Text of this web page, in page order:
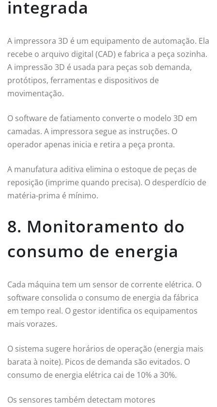
integrada
A impressora 3D é um equipamento de automação. Ela
recebe o arquivo digital (CAD) e fabrica a peça sozinha.
A impressão 3D é usada para peças sob demanda,
protótipos, ferramentas e dispositivos de
movimentação.
O software de fatiamento converte o modelo 3D em
camadas. A impressora segue as instruções. O
operador apenas inicia e retira a peça pronta.
A manufatura aditiva elimina o estoque de peças de
reposição (imprime quando precisa). O desperdício de
matéria-prima é mínimo.
8. Monitoramento do
consumo de energia
Cada máquina tem um sensor de corrente elétrica. O
software consolida o consumo de energia da fábrica
em tempo real. O gestor identifica os equipamentos
mais vorazes.
O sistema sugere horários de operação (energia mais
barata à noite). Picos de demanda são evitados. O
consumo de energia elétrica cai de 10% a 30%.
Os sensores também detectam motores